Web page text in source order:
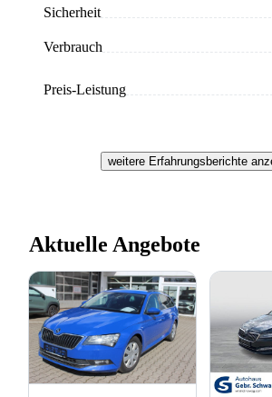
gibt verschiedene Modi, wie zum
Sportmodus, mit denen es sich leichter
Sicherheit
Verbrauch
Preis-Leistung
weitere Erfahrungsberichte
Aktuelle Angebote